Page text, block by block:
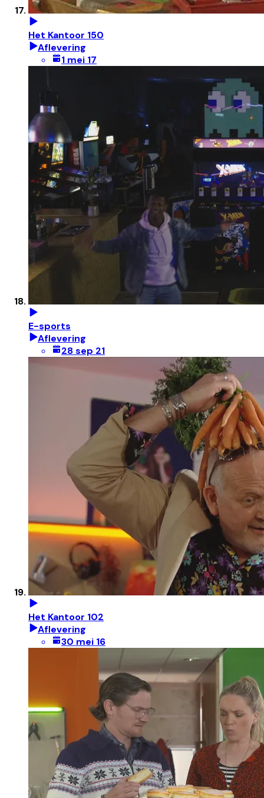
Het Kantoor 150
Aflevering
1 mei 17
E-sports
Aflevering
28 sep 21
Het Kantoor 102
Aflevering
30 mei 16